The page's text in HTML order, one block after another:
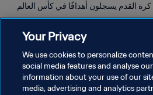
القدم يسجلون أهدافًا في كأس العالم
Your Privacy
We use cookies to personalize
social media features and analyse
information about your use of our
media, advertising and analytics